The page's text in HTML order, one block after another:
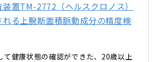
置TM-2772（ヘルスクロノス）
れる上腕断面積脈動成分の精度検
て健康状態の確認ができた、20歳以上